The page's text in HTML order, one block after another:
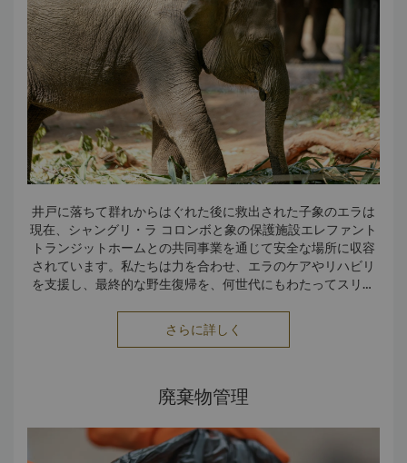
井戸に落ちて群れからはぐれた後に救出された子象のエラは
現在、シャングリ・ラ コロンボと象の保護施設エレファント
トランジットホームとの共同事業を通じて安全な場所に収容
されています。私たちは力を合わせ、エラのケアやリハビリ
を支援し、最終的な野生復帰を、何世代にもわたってスリラ
• エラの受け入れは、自然保護と責任ある観光に対する私たち
の取り組みを反映しています。
す」ことやそれを超える思いやりと一致するものです。
• 私たちと一緒にスリランカの野生生物を尊重し、エラととも
に希望を求める旅を祝いましょう。
さらに詳しく
廃棄物管理